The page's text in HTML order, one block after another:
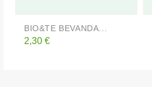
BIO&TE BEVANDA...
Prezzo
2,30 €